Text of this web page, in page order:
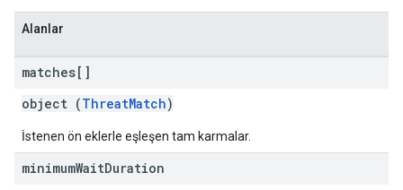
Alanlar
matches[]
object (ThreatMatch)
İstenen ön eklerle eşleşen tam karmalar.
minimumWaitDuration